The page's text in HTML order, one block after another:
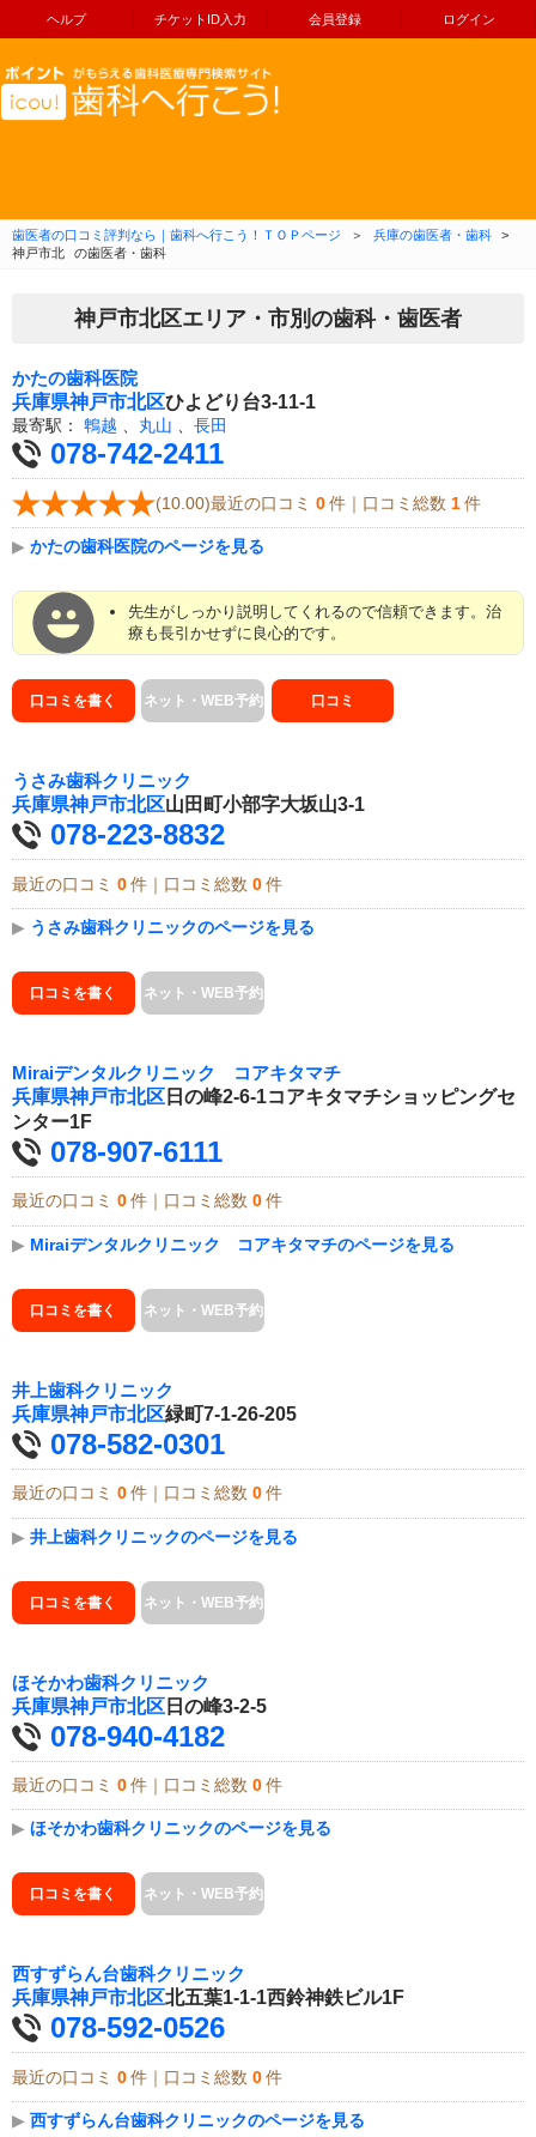
ヘルプ チケットID入力 会員登録 ログイン
コンテンツへ移動
歯医者の口コミ評判なら｜歯科へ行こう！ＴＯＰページ ＞ 兵庫の歯医者・歯科
>
神戸市北
の歯医者・歯科
神戸市北区エリア・市別の歯科・歯医者
かたの歯科医院
兵庫県神戸市北区ひよどり台3-11-1
最寄駅： 鵯越 丸山 長田
078-742-2411
(10.00)最近の口コミ 0 件｜口コミ総数 1 件
▶ かたの歯科医院のページを見る
先生がしっかり説明してくれるので信頼できます。治
療も長引かせずに良心的です。
口コミを書く ネット・WEB予約 口コミ
うさみ歯科クリニック
兵庫県神戸市北区山田町小部字大坂山3-1
078-223-8832
最近の口コミ 0 件｜口コミ総数 0 件
▶ うさみ歯科クリニックのページを見る
口コミを書く ネット・WEB予約
Miraiデンタルクリニック コアキタマチ
兵庫県神戸市北区 日の峰2-6-1コアキタマチショッピングセ
ンター1F
078-907-6111
最近の口コミ 0 件｜口コミ総数 0 件
▶ Miraiデンタルクリニック コアキタマチのページを見る
口コミを書く ネット・WEB予約
井上歯科クリニック
兵庫県神戸市北区緑町7-1-26-205
078-582-0301
最近の口コミ 0 件｜口コミ総数 0 件
▶ 井上歯科クリニックのページを見る
口コミを書く ネット・WEB予約
ほそかわ歯科クリニック
兵庫県神戸市北区 日の峰3-2-5
078-940-4182
最近の口コミ 0 件｜口コミ総数 0 件
▶ ほそかわ歯科クリニックのページを見る
口コミを書く ネット・WEB予約
西すずらん台歯科クリニック
兵庫県神戸市北区北五葉1-1-1西鈴神鉄ビル1F
078-592-0526
最近の口コミ 0 件｜口コミ総数 0 件
▶ 西すずらん台歯科クリニックのページを見る